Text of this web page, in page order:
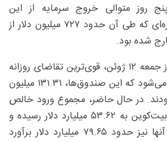
روز متوالی خروج سرمایه از این
صندوق‌ها پایان داد؛ دوره‌ای که طی آن حدود ۷۲۷ میلیون دلار از
شده بود.
میزان ورود سرمایه در روز جمعه ۱۲ ژوئن، قوی‌ترین تقاضای روزانه
از ۱۴ مه تاکنون محسوب می‌شود که این صندوق‌ها، ۱۳۱.۳۱ میلیون
در حال حاضر، مجموع ورود خالص
سرمایه به صندوق‌های بیت‌کوین به ۵۳.۶۲ میلیارد دلار رسیده و
ارزش خالص دارایی‌های آنها نیز حدود ۷۹.۶۵ میلیارد دلار برآورد